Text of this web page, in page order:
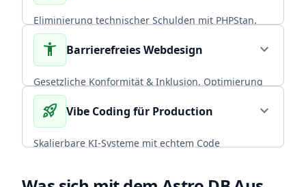
Eliminierung technischer Schulden mit PHPStan,
Rector PHP und PHPUnit. Über 20 Jahre
Praxiserfahrung in skalierbaren Backends.
CORE EXPERTISE
Diesen Service wählenarrow_forward
accessibility_new Barrierefreies Webdesign expand_more
Gesetzliche Konformität & Inklusion. Optimierung
von Performance und Conversion durch radikal
nutzerzentriertes, universelles Design.
BFSG COMPLIANT
rocket_launch Vibe Coding für Production expand_more
Skalierbare KI-Systeme mit echtem Code